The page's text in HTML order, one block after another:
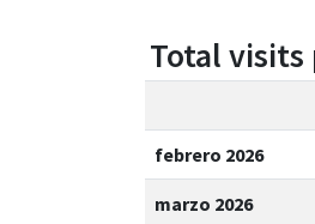
Total
febrero 2026
marzo 2026